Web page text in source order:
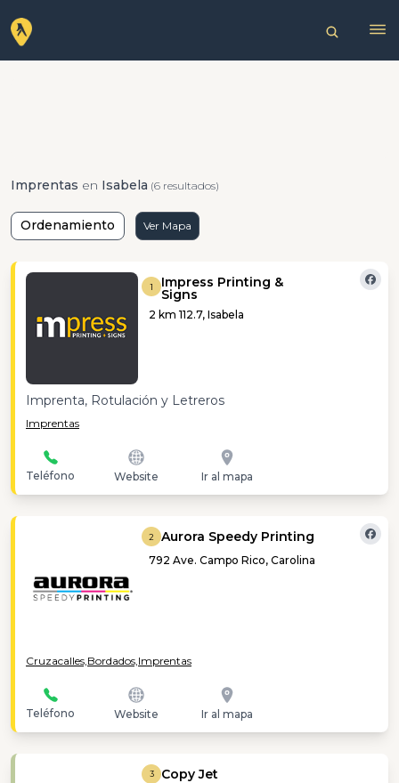
Imprentas en Isabela (6 resultados)
Ordenamiento Ver Mapa
1 Impress Printing &
Signs
2 km 112.7, Isabela
Imprenta, Rotulación y Letreros
Imprentas
Teléfono Website Ir al mapa
2 Aurora Speedy Printing
792 Ave. Campo Rico, Carolina
Cruzacalles, Bordados, Imprentas
Teléfono Website Ir al mapa
3 Copy Jet